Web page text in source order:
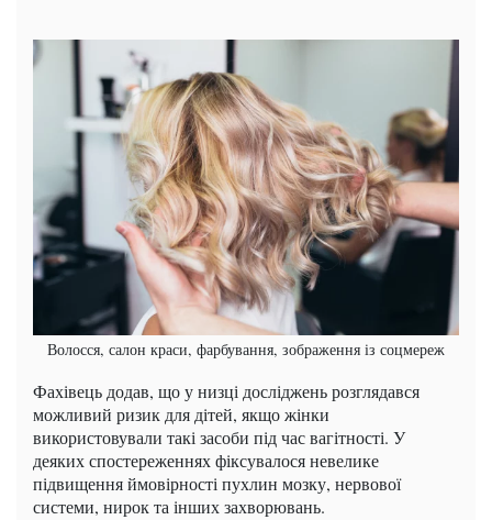
Волосся, салон краси, фарбування, зображення із соцмереж
Фахівець додав, що у низці досліджень розглядався
можливий ризик для дітей, якщо жінки
використовували такі засоби під час вагітності. У
деяких спостереженнях фіксувалося невелике
підвищення ймовірності пухлин мозку, нервової
системи, нирок та інших захворювань.